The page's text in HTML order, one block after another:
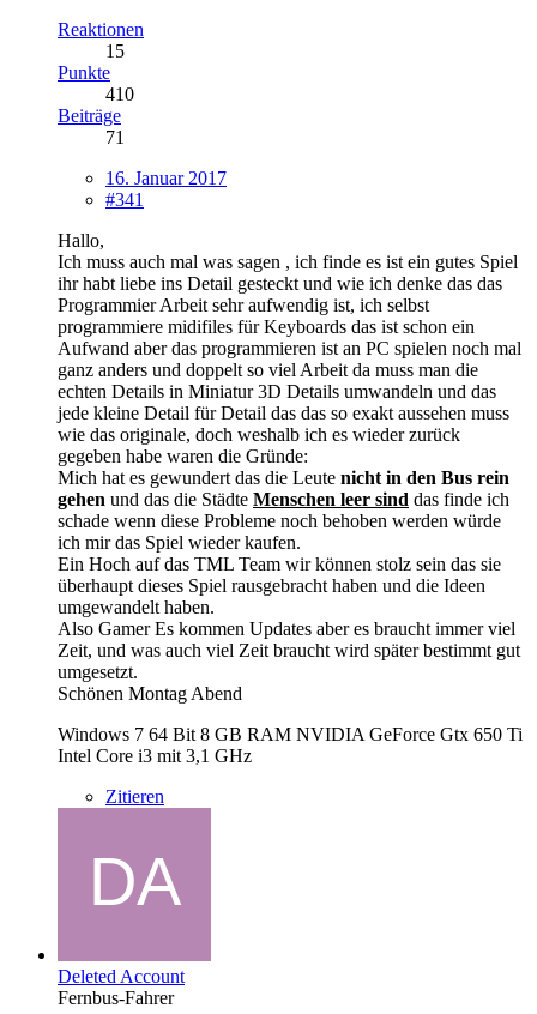
Reaktionen
15
Punkte
410
Beiträge
71
16. Januar 2017
#341
Hallo,
Ich muss auch mal was sagen , ich finde es ist ein gutes Spiel
ihr habt liebe ins Detail gesteckt und wie ich denke das das
Programmier Arbeit sehr aufwendig ist, ich selbst
programmiere midifiles für Keyboards das ist schon ein
Aufwand aber das programmieren ist an PC spielen noch mal
ganz anders und doppelt so viel Arbeit da muss man die
echten Details in Miniatur 3D Details umwandeln und das
jede kleine Detail für Detail das das so exakt aussehen muss
wie das originale, doch weshalb ich es wieder zurück
gegeben habe waren die Gründe:
Mich hat es gewundert das die Leute nicht in den Bus rein
gehen und das die Städte Menschen leer sind das finde ich
schade wenn diese Probleme noch behoben werden würde
ich mir das Spiel wieder kaufen.
Ein Hoch auf das TML Team wir können stolz sein das sie
überhaupt dieses Spiel rausgebracht haben und die Ideen
umgewandelt haben.
Also Gamer Es kommen Updates aber es braucht immer viel
Zeit, und was auch viel Zeit braucht wird später bestimmt gut
umgesetzt.
Schönen Montag Abend
Windows 7 64 Bit 8 GB RAM NVIDIA GeForce Gtx 650 Ti
Intel Core i3 mit 3,1 GHz
Zitieren
Deleted Account
Fernbus-Fahrer